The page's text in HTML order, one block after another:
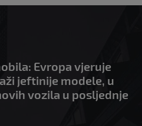
Evropa vjeruje
jeftinije modele, u
vozila u posljednje